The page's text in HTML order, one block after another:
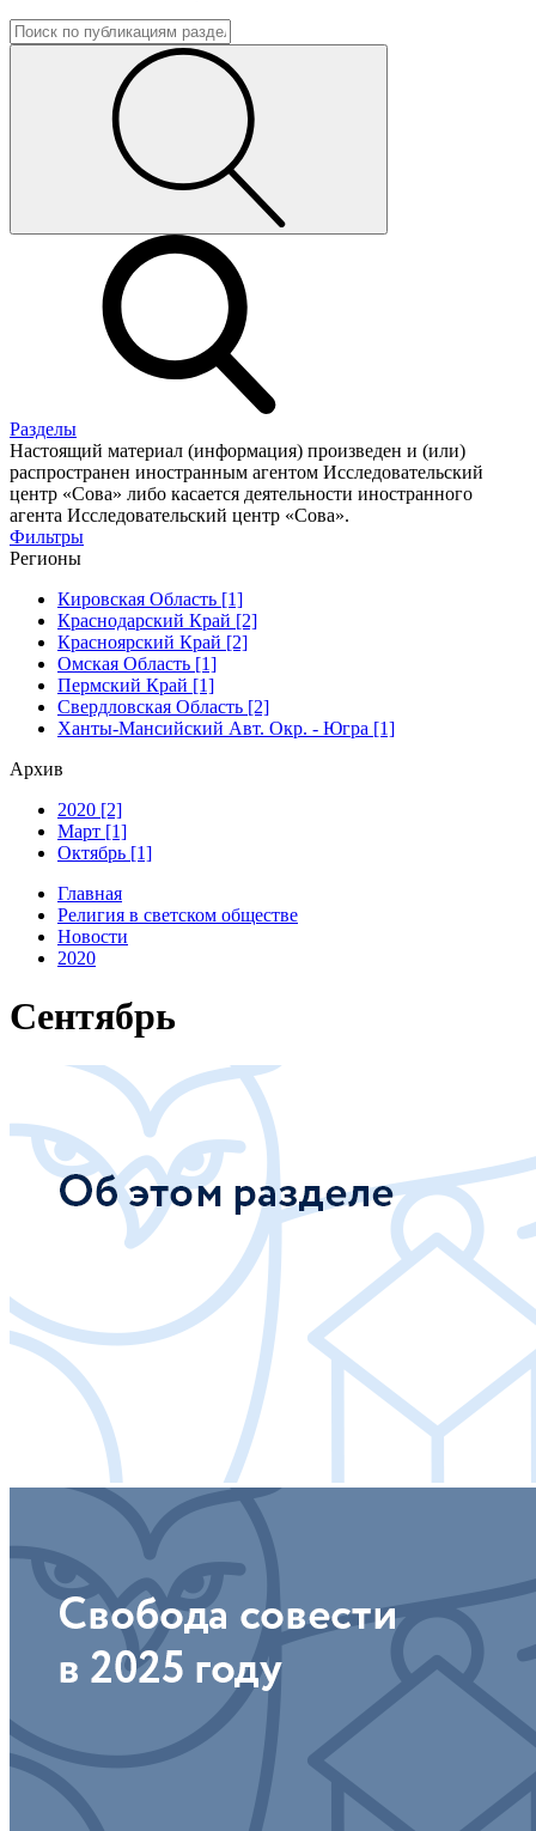
Разделы
Настоящий материал (информация) произведен и (или)
распространен иностранным агентом Исследовательский
центр «Сова» либо касается деятельности иностранного
агента Исследовательский центр «Сова».
Фильтры
Регионы
Кировская Область [1]
Краснодарский Край [2]
Красноярский Край [2]
Омская Область [1]
Пермский Край [1]
Свердловская Область [2]
Ханты-Мансийский Авт. Окр. - Югра [1]
Архив
2020 [2]
Март [1]
Октябрь [1]
Главная
Религия в светском обществе
Новости
2020
Сентябрь